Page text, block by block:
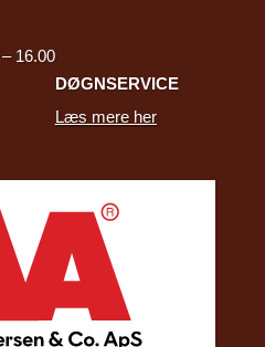
16.00
DØGNSERVICE
Læs mere her